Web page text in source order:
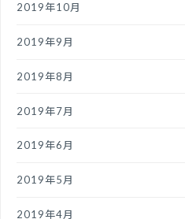
2019年10月
2019年9月
2019年8月
2019年7月
2019年6月
2019年5月
2019年4月